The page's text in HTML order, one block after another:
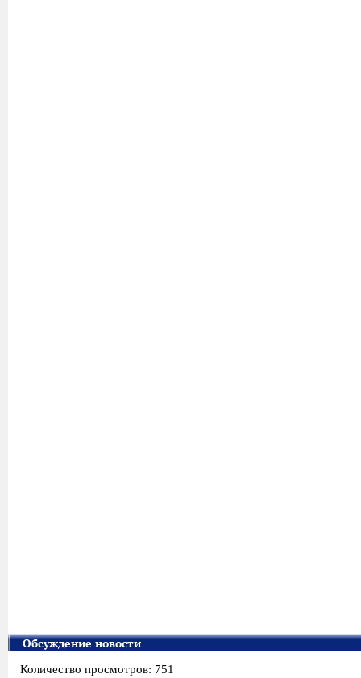
Обсуждение новости
Количество просмотров: 751